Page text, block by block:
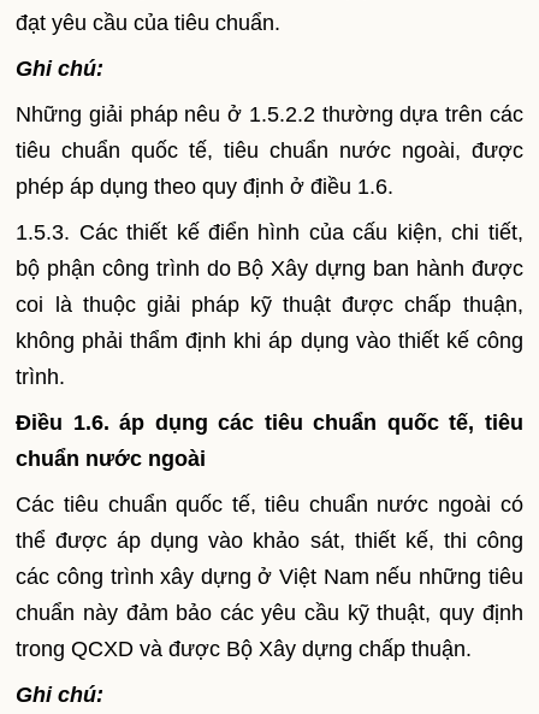
đạt yêu cầu của tiêu chuẩn.
Ghi chú:
Những giải pháp nêu ở 1.5.2.2 thường dựa trên các
tiêu chuẩn quốc tế, tiêu chuẩn nước ngoài, được
phép áp dụng theo quy định ở điều 1.6.
1.5.3. Các thiết kế điển hình của cấu kiện, chi tiết,
bộ phận công trình do Bộ Xây dựng ban hành được
coi là thuộc giải pháp kỹ thuật được chấp thuận,
không phải thẩm định khi áp dụng vào thiết kế công
trình.
Điều 1.6. áp dụng các tiêu chuẩn quốc tế, tiêu
chuẩn nước ngoài
Các tiêu chuẩn quốc tế, tiêu chuẩn nước ngoài có
thể được áp dụng vào khảo sát, thiết kế, thi công
các công trình xây dựng ở Việt Nam nếu những tiêu
chuẩn này đảm bảo các yêu cầu kỹ thuật, quy định
trong QCXD và được Bộ Xây dựng chấp thuận.
Ghi chú: